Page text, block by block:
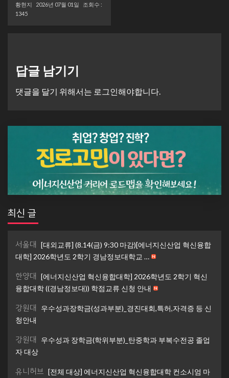
황현지 2026년 07월 01일
조회수 :
1345
답글 남기기
댓글을 달기 위해서는 로그인해야합니다.
최신 글
서울대 [대외교류] (8.14(금) 9:30 마감)[에너지신산업 혁신융합
대학] 2026학년도 2학기 경남정보대학교 …
한양대 [에너지신산업 혁신융합대학] 2026학년도 2학기 혁신
융합대학 ((경남정보대)) 학점교류 신청 안내
강원대
우수성과장학금(성과부분)_경진대회,특허,자격증 등 신
청안내
강원대
우수성과 장학금(학위부분)_탄중학과 부복수전공 졸업
자 대상
유니허브 [전체 대상] 에너지신산업 혁신융합대학 컨소시엄 마